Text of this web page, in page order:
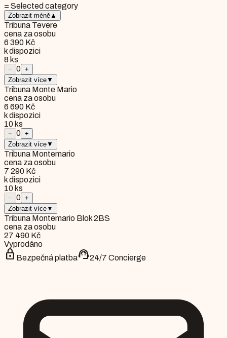
= Selected category
Zobrazit méně▲
Tribuna Tevere
cena za osobu
6 390 Kč
k dispozici
8 ks
− 0 +
Zobrazit více▼
Tribuna Monte Mario
cena za osobu
6 690 Kč
k dispozici
10 ks
− 0 +
Zobrazit více▼
Tribuna Montemario
cena za osobu
7 290 Kč
k dispozici
10 ks
− 0 +
Zobrazit více▼
Tribuna Montemario Blok 2BS
cena za osobu
27 490 Kč
Vyprodáno
lock Bezpečná platbasupport_agent24/7 Concierge